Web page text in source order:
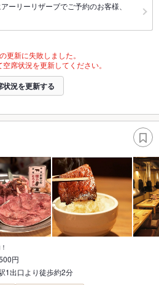
ーリーリザーブでご予約のお客様、
更新に失敗しました。
席状況を更新してください。
状況を更新する
円
1出口より徒歩約2分